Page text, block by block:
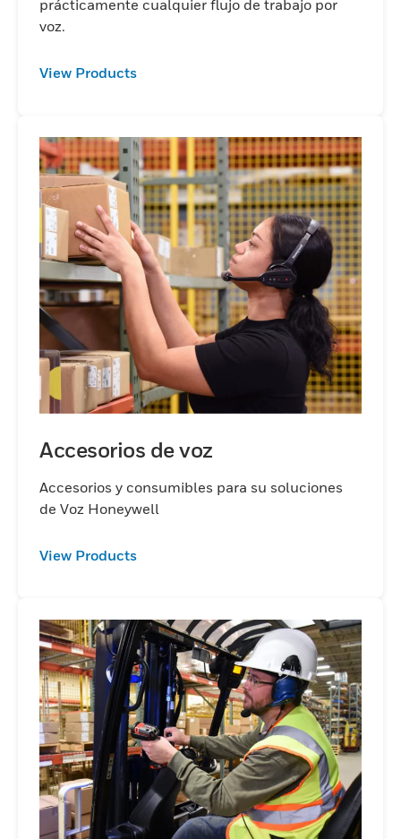
prácticamente cualquier flujo de trabajo por
voz.
View Products
Accesorios de voz
Accesorios y consumibles para su soluciones
de Voz Honeywell
View Products